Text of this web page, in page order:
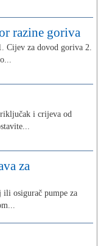
razine goriva
Cijev za dovod goriva 2.
i crijeva od
za
osigurač pumpe za